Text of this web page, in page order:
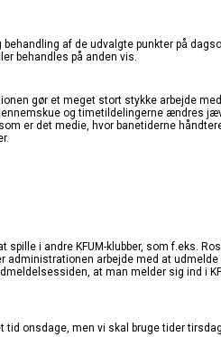
af de udvalgte punkter på
behandles på anden vis.
gør et meget stort stykke arbejde
og timetildelingerne ændres
er det medie, hvor banetiderne
i andre KFUM-klubber, som f.eks.
administrationen arbejde med at
at man melder sig ind i
tid onsdage, men vi skal bruge tider